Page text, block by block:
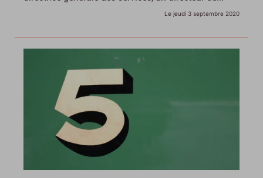
Le jeudi 3 septembre 2020